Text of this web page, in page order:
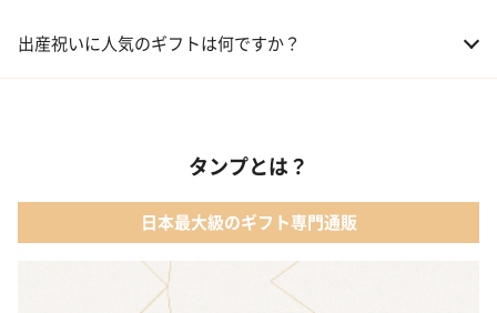
02 ベビー寝具・家具
04 ベビー・キッズファッション
出産祝いに人気のギフトは何ですか？
02 【名入れギフト】音いっぱい積み木｜エド・インター
03 ママズケア セレクトボックス｜モディッシュ
04 フレイバーおむつケーキ｜AIRIM baby（アイリムベビー）
タンプとは？
日本最大級のギフト専門通販